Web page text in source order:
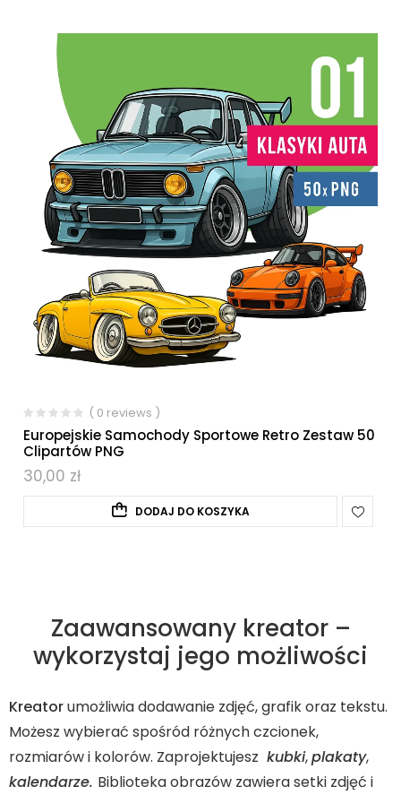
( 0 reviews )
Europejskie Samochody Sportowe Retro Zestaw 50
Clipartów PNG
30,00 zł
DODAJ DO KOSZYKA
Zaawansowany kreator –
wykorzystaj jego możliwości
Kreatorumożliwia dodawanie zdjęć, grafik oraz tekstu.
Możesz wybierać spośród różnych czcionek,
rozmiarów i kolorów. Zaprojektujesz kubki,plakaty,
kalendarze. Biblioteka obrazów zawiera setki zdjęć i